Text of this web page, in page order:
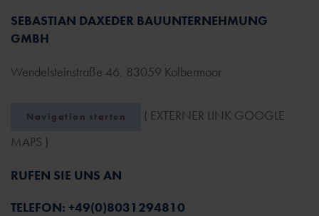
SEBASTIAN DAXEDER BAUUNTERNEHMUNG
GMBH
Wendelsteinstraße 46, 83059 Kolbermoor
Navigation starten
( EXTERNER LINK GOOGLE
MAPS )
RUFEN SIE UNS AN
TELEFON: +49(0)8031294810